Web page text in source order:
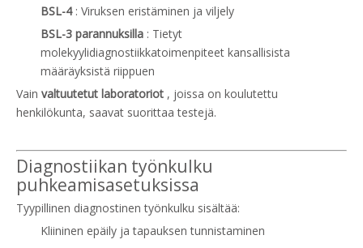
BSL-4 : Viruksen eristäminen ja viljely
BSL-3 parannuksilla : Tietyt
molekyylidiagnostiikkatoimenpiteet kansallisista
määräyksistä riippuen
Vain valtuutetut laboratoriot , joissa on koulutettu
henkilökunta, saavat suorittaa testejä.
Diagnostiikan työnkulku
puhkeamisasetuksissa
Tyypillinen diagnostinen työnkulku sisältää:
Kliininen epäily ja tapauksen tunnistaminen